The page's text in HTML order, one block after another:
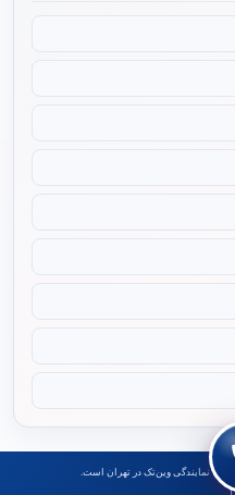
نمایندگی وین‌تک در تهران است.